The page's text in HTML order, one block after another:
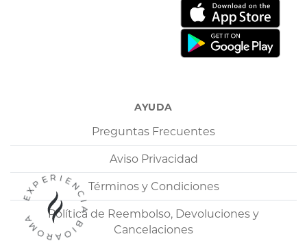
AYUDA
Preguntas Frecuentes
Aviso Privacidad
Términos y Condiciones
Política de Reembolso, Devoluciones y
Cancelaciones
EXPERIENCIA BIOAROMA